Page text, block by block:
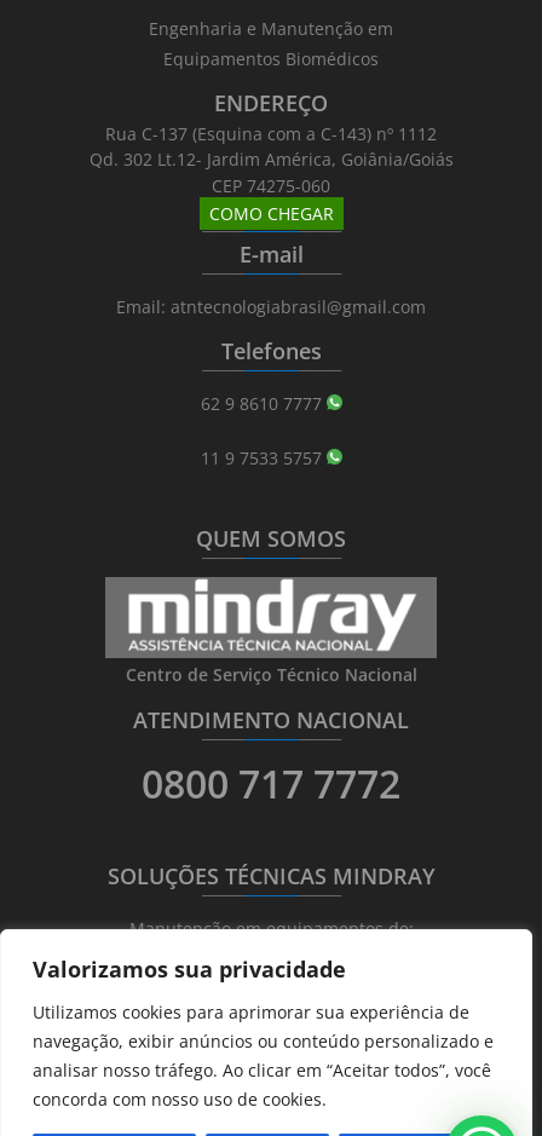
Valorizamos sua privacidade
Utilizamos cookies para aprimorar sua experiência de
navegação, exibir anúncios ou conteúdo personalizado e
analisar nosso tráfego. Ao clicar em “Aceitar todos”, você
concorda com nosso uso de cookies.
Engenharia e Manutenção em
Equipamentos Biomédicos
ENDEREÇO
Rua C-137 (Esquina com a C-143) nº 1112
Qd. 302 Lt.12- Jardim América, Goiânia/Goiás
CEP 74275-060
COMO CHEGAR
_______________________
E-mail
_______________________
Email: atntecnologiabrasil@gmail.com
Telefones
_______________________
62 9 8610 7777
11 9 7533 5757
QUEM SOMOS
_______________________
Centro de Serviço Técnico Nacional
ATENDIMENTO NACIONAL
_______________________
0800 717 7772
SOLUÇÕES TÉCNICAS MINDRAY
_______________________
Manutenção em equipamentos de:
Ultrassonografia
Ecocardiografia
Transdutores
Hematológicos